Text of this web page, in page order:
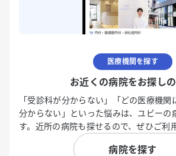
医療機関を探す
お近くの病院をお探し
「受診科が分からない」「どの医療機
分からない」といった悩みは、ユビーの
す。近所の病院も探せるので、ぜひご利
病院を探す